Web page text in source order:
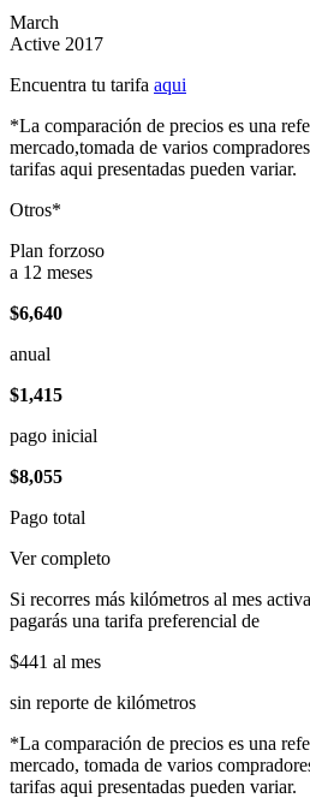
March
Active 2017
Encuentra tu tarifa aqui
*La comparación de precios es una
mercado,tomada de varios
tarifas aqui presentadas pueden variar.
Otros*
Plan forzoso
a 12 meses
$6,640
anual
$1,415
pago inicial
$8,055
Pago total
Ver completo
Si recorres más kilómetros al mes
pagarás una tarifa preferencial de
$441 al mes
sin reporte de kilómetros
*La comparación de precios es una
mercado, tomada de varios
tarifas aqui presentadas pueden variar.